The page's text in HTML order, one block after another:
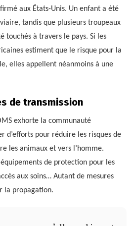
aux États-Unis. Un enfant a été
tandis que plusieurs troupeaux
touchés à travers le pays. Si les
estiment que le risque pour la
elles appellent néanmoins à une
de transmission
exhorte la communauté
d’efforts pour réduire les risques de
les animaux et vers l’homme.
de protection pour les
aux soins… Autant de mesures
la propagation.